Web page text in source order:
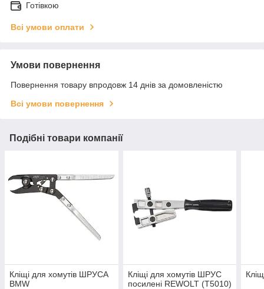
Готівкою
Всі умови оплати
Умови повернення
Повернення товару впродовж 14 днів за домовленістю
Всі умови повернення
Подібні товари компанії
Кліщі для хомутів ШРУСА
BMW
Кліщі для хомутів ШРУС
посилені REWOLT (T5010)